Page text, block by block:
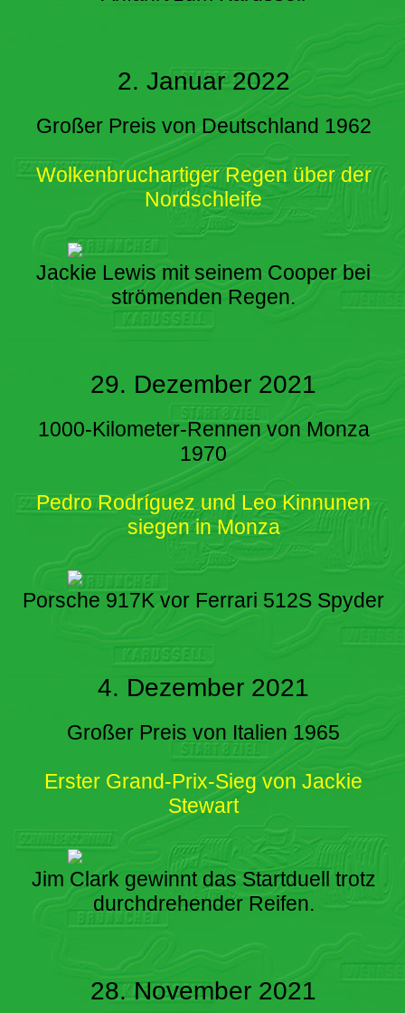
2. Januar 2022
Großer Preis von Deutschland 1962
Wolkenbruchartiger Regen über der
Nordschleife
Jackie Lewis mit seinem Cooper bei
strömenden Regen.
29. Dezember 2021
1000-Kilometer-Rennen von Monza
1970
Pedro Rodríguez und Leo Kinnunen
siegen in Monza
Porsche 917K vor Ferrari 512S Spyder
4. Dezember 2021
Großer Preis von Italien 1965
Erster Grand-Prix-Sieg von Jackie
Stewart
Jim Clark gewinnt das Startduell trotz
durchdrehender Reifen.
28. November 2021